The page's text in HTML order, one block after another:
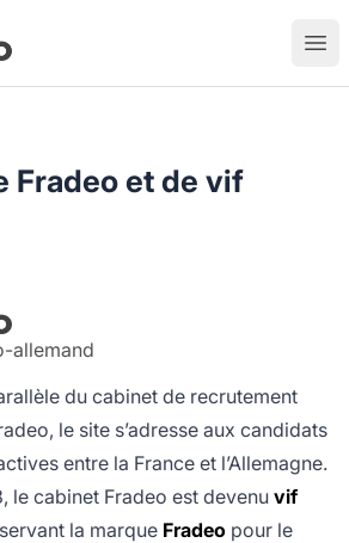
Fradeo et de vif
allemand
du cabinet de recrutement
le site s’adresse aux candidats
entre la France et l’Allemagne.
le cabinet Fradeo est devenuvif
la marque Fradeo pour le